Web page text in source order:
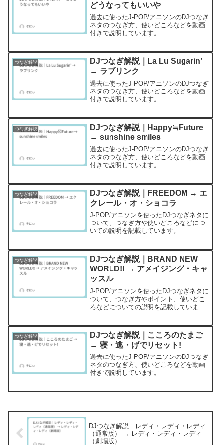
どうなってもいいや
過去に使ったJ-POP/アニソンのDJつなぎ
ネタのつなぎ方、使いどころなどを動画
付きで説明しています。
つなぎ解説
DJつなぎ解説｜La Lu Sugarin’
→ ラブリンク
過去に使ったJ-POP/アニソンのDJつなぎ
ネタのつなぎ方、使いどころなどを動画
付きで説明しています。
つなぎ解説
DJつなぎ解説｜Happy≒Future
→ sunshine smiles
過去に使ったJ-POP/アニソンのDJつなぎ
ネタのつなぎ方、使いどころなどを動画
付きで説明しています。
つなぎ解説
DJつなぎ解説｜FREEDOM → エ
クレール・オ・ショコラ
J-POP/アニソンを使ったDJつなぎネタに
ついて、つなぎ方や使いどころなどにつ
いての説明を記載しています。
つなぎ解説
DJつなぎ解説｜BRAND NEW
WORLD!! → アメイジング・キャ
ッスル
J-POP/アニソンを使ったDJつなぎネタに
ついて、つなぎ方やポイント、使いどこ
ろなどについての説明を記載していま
つなぎ解説
DJつなぎ解説｜こころのたまご
→ 寝・逃・げでリセット!
過去に使ったJ-POP/アニソンのDJつなぎ
ネタのつなぎ方、使いどころなどを動画
付きで説明しています。
DJつなぎ解説｜レディ・レディ・レディ
（通常版） → レディ・レディ・レディ
（劇場版）